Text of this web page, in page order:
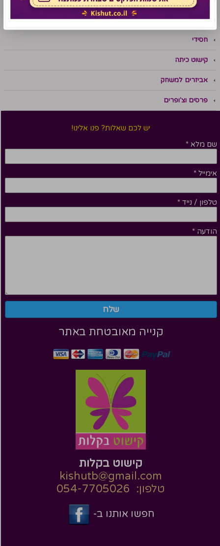
גני ילדים
חסידי
קישוט כיתה
אביזרים למשחק
פרסים וצ'ופרים
יש לכם שאלות? פנו אלינו!
שם מלא *
אימייל *
טלפון / נייד *
הודעה *
שלח
קנייה מאובטחת באתר
קישוט בקלות
kishutb@gmail.com
טלפון: 054-7705026
חפשו אותנו ב-